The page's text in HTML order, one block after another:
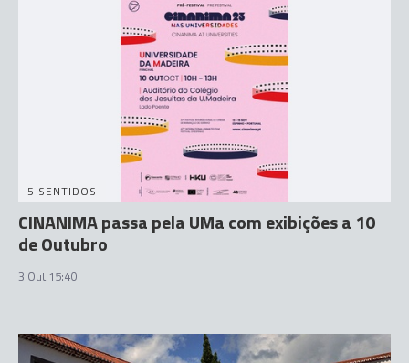
5 SENTIDOS
CINANIMA passa pela UMa com exibições a 10
de Outubro
3 Out 15:40